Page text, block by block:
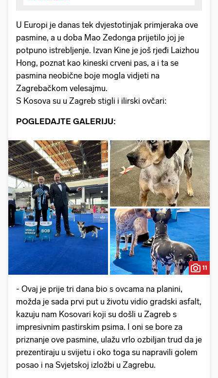
U Europi je danas tek dvjestotinjak primjeraka ove
pasmine, a u doba Mao Zedonga prijetilo joj je
potpuno istrebljenje. Izvan Kine je još rjeđi Laizhou
Hong, poznat kao kineski crveni pas, a i ta se
pasmina neobične boje mogla vidjeti na
Zagrebačkom velesajmu.
S Kosova su u Zagreb stigli i ilirski ovčari:
POGLEDAJTE GALERIJU:
11
- Ovaj je prije tri dana bio s ovcama na planini,
možda je sada prvi put u životu vidio gradski asfalt,
kazuju nam Kosovari koji su došli u Zagreb s
impresivnim pastirskim psima. I oni se bore za
priznanje ove pasmine, ulažu vrlo ozbiljan trud da je
prezentiraju u svijetu i oko toga su napravili golem
posao i na Svjetskoj izložbi u Zagrebu.